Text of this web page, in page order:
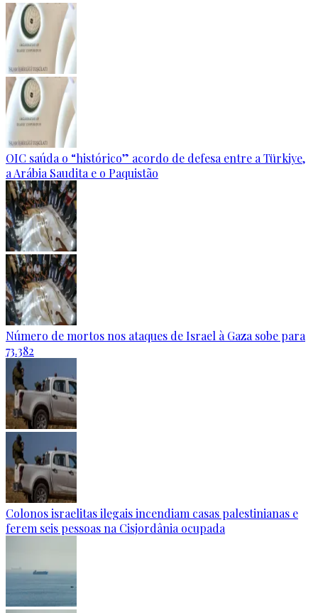
OIC saúda o “histórico” acordo de defesa entre a Türkiye,
a Arábia Saudita e o Paquistão
Número de mortos nos ataques de Israel à Gaza sobe para
73.382
Colonos israelitas ilegais incendiam casas palestinianas e
ferem seis pessoas na Cisjordânia ocupada